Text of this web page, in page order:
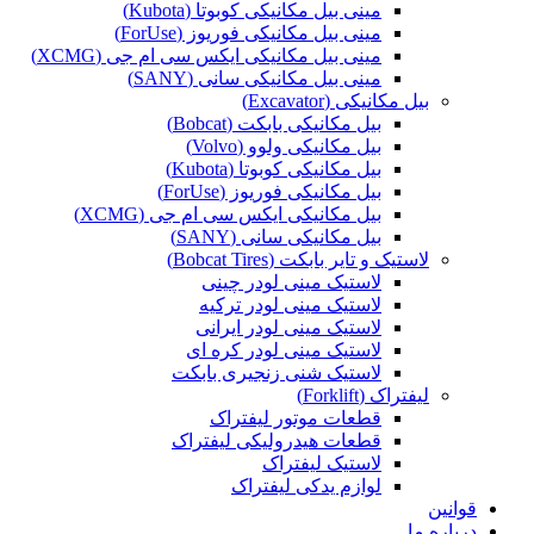
مینی بیل مکانیکی کوبوتا (Kubota)
مینی بیل مکانیکی فوریوز (ForUse)
مینی بیل مکانیکی ایکس سی ام جی (XCMG)
مینی بیل مکانیکی سانی (SANY)
بیل مکانیکی (Excavator)
بیل مکانیکی بابکت (Bobcat)
بیل مکانیکی ولوو (Volvo)
بیل مکانیکی کوبوتا (Kubota)
بیل مکانیکی فوریوز (ForUse)
بیل مکانیکی ایکس سی ام جی (XCMG)
بیل مکانیکی سانی (SANY)
لاستیک و تایر بابکت (Bobcat Tires)
لاستیک مینی لودر چینی
لاستیک مینی لودر ترکیه
لاستیک مینی لودر ایرانی
لاستیک مینی لودر کره ای
لاستیک شنی زنجیری بابکت
لیفتراک (Forklift)
قطعات موتور لیفتراک
قطعات هیدرولیکی لیفتراک
لاستیک لیفتراک
لوازم یدکی لیفتراک
قوانین